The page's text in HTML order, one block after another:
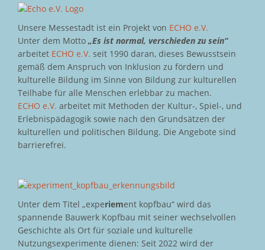
Unsere Messestadt ist ein Projekt von ECHO e.V.
Unter dem Motto „Es ist normal, verschieden zu sein“
arbeitet ECHO e.V. seit 1990 daran, dieses Bewusstsein
gemäß dem Anspruch von Inklusion zu fördern und
kulturelle Bildung im Sinne von Bildung zur kulturellen
Teilhabe für alle Menschen erlebbar zu machen.
ECHO e.V. arbeitet mit Methoden der Kultur-, Spiel-, und
Erlebnispädagogik sowie nach den Grundsätzen der
kulturellen und politischen Bildung. Die Angebote sind
barrierefrei.
Unter dem Titel „experiement kopfbau“ wird das
spannende Bauwerk Kopfbau mit seiner wechselvollen
Geschichte als Ort für soziale und kulturelle
Nutzungsexperimente dienen: Seit 2022 wird der